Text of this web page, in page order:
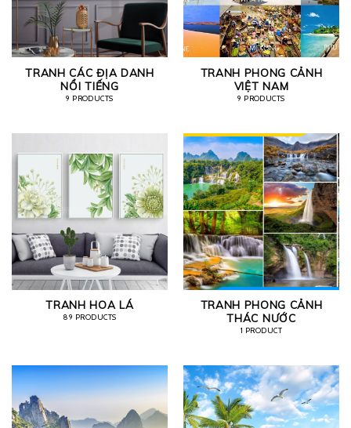
TRANH CÁC ĐỊA DANH
NỔI TIẾNG
9 PRODUCTS
TRANH PHONG CẢNH
VIỆT NAM
9 PRODUCTS
TRANH HOA LÁ
89 PRODUCTS
TRANH PHONG CẢNH
THÁC NƯỚC
1 PRODUCT